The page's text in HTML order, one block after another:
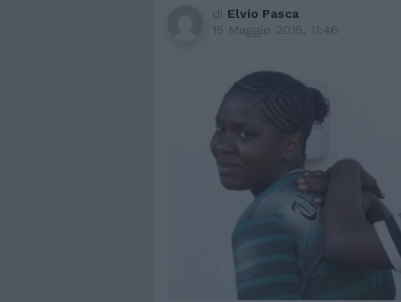
di Elvio Pasca
15 Maggio 2015, 11:46